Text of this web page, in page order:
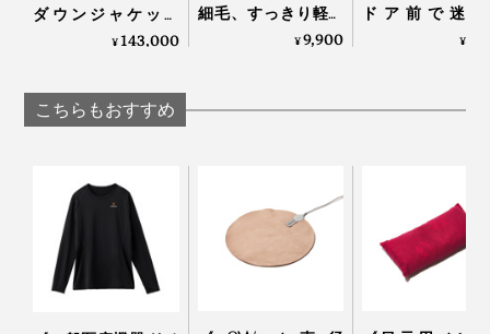
物語を伝えていく、という想いを込めて、『tet.』と名
づけました」
と話します。
ダウンジャケット
「南極観測隊モデ
¥143,000
細毛、すっきり軽い
着け心地の「カシミ
¥9,900
ドア前で迷
い。“鍵収納”を
¥
こちらもおすすめ